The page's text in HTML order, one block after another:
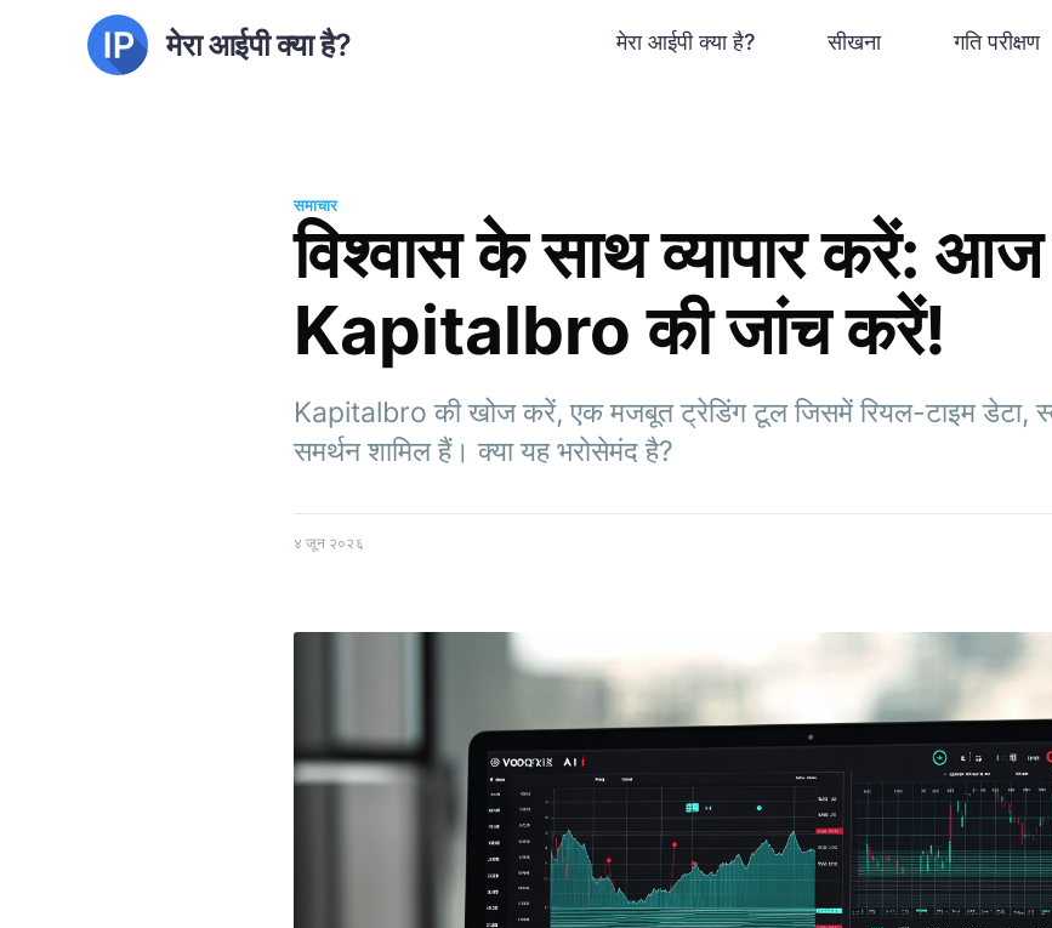
मेरा आईपी क्या है? मेरा आईपी क्या है? सीखना गति परीक्षण
समाचार
विश्वास के साथ व्यापार करें: आज
Kapitalbro की जांच करें!
Kapitalbro की खोज करें, एक मजबूत ट्रेडिंग टूल जिसमें रियल-टाइम डेटा,
समर्थन शामिल हैं। क्या यह भरोसेमंद है?
४ जून २०२६